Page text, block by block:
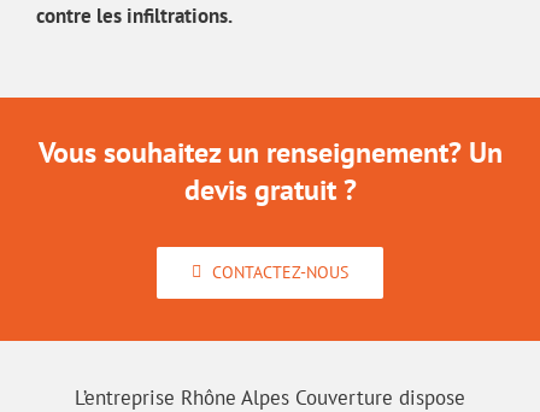
contre les infiltrations.
Vous souhaitez un renseignement? Un
devis gratuit ?
CONTACTEZ-NOUS
L’entreprise Rhône Alpes Couverture dispose